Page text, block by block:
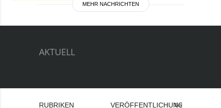
MEHR NACHRICHTEN
AKTUELL
RUBRIKEN
VERÖFFENTLICHUNGEN
Bei